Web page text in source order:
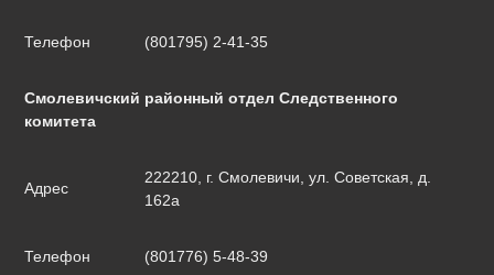
Телефон (801795) 2-41-35
Смолевичский районный отдел Следственного
комитета
Адрес
222210, г. Смолевичи, ул. Советская, д.
162а
Телефон (801776) 5-48-39